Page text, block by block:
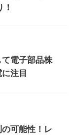
電子部品株
注目
可能性！レ